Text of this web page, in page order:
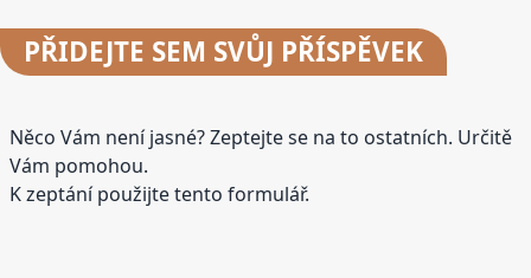
PŘIDEJTE SEM SVŮJ PŘÍSPĚVEK
Něco Vám není jasné? Zeptejte se na to ostatních. Určitě
Vám pomohou.
K zeptání použijte tento formulář.